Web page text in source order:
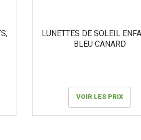
LUNETTES DE SOLEIL
BLEU CANARD
VOIR LES PRIX